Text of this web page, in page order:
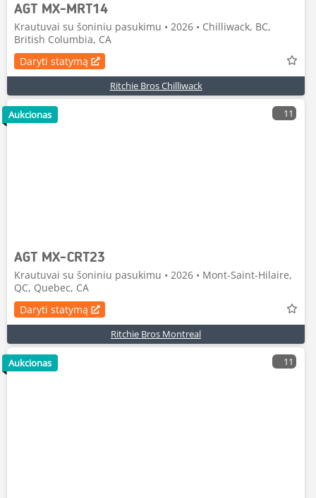
AGT MX-MRT14
Krautuvai su šoniniu pasukimu • 2026 • Chilliwack, BC,
British Columbia, CA
Daryti statymą
Ritchie Bros Chilliwack
11
AGT MX-CRT23
Krautuvai su šoniniu pasukimu • 2026 • Mont-Saint-Hilaire,
QC, Quebec, CA
Daryti statymą
Ritchie Bros Montreal
Aukcionas
11
Aukcionas